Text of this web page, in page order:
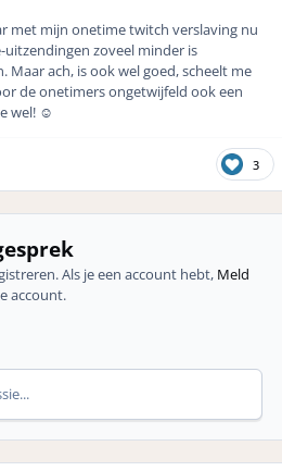
met mijn onetime twitch verslaving nu
zoveel minder is
Maar ach, is ook wel goed, scheelt me
de onetimers ongetwijfeld ook een
wel! ☺️
3
Als je een account hebt, Meld
account.